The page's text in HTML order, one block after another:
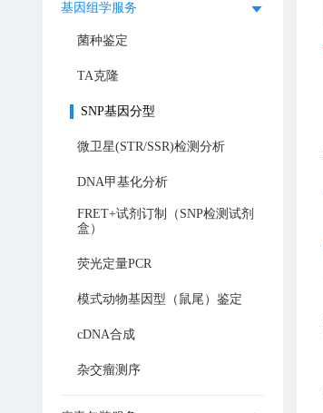
基因组学服务
菌种鉴定
TA克隆
SNP基因分型
微卫星(STR/SSR)检测分析
DNA甲基化分析
FRET+试剂订制（SNP检测试剂
盒）
荧光定量PCR
模式动物基因型（鼠尾）鉴定
cDNA合成
杂交瘤测序